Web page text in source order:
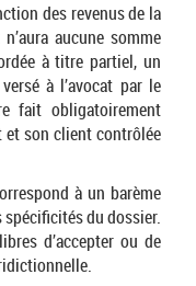
des revenus de la
aucune somme
à titre partiel, un
à l’avocat par le
fait obligatoirement
et son client contrôlée
à un barème
du dossier.
d’accepter ou de